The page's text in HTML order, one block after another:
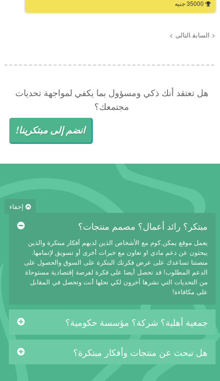
35000 جنيه
< السابق التالى >
هل تعتقد أنك ذكي ومسؤول بما يكفي لمواجهة تحديات
مجتمعك؟
انضم إلى مبتكرينا!
إخفاء
مبتكر؟ رائد أعمال؟ مصمم منتجات؟
يعمل موقع يمكن.كوم مع الأشخاص الذين لديهم أفكار مبتكرة والذين
يبحثون عن دعم مادي او تعاون مع خبرات أخرى أو تسويق لإتمامها.
منصتنا تساعدك على عرض فكرتك البتكرة على السوق والحصول على
الدعم المطلوب! قد تحصل أيضا على فكرة لفرصة إقتصادية مستوحاة
من التحديات التي نشرها آخرون لكي تحلها أنت وتحصل في المقابل
على مكافاءة!
جمعية أهلية؟ شركة؟ مؤسسة حكومية؟
هل تبحث عن منتجات وأفكار مبتكرة؟